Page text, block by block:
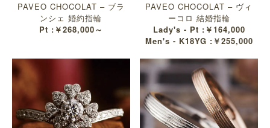
PAVEO CHOCOLAT – ブラ
ンシェ 婚約指輪
Pt :￥268,000～
PAVEO CHOCOLAT – ヴィ
ーコロ 結婚指輪
Lady's - Pt :￥164,000
Men's - K18YG :￥255,000